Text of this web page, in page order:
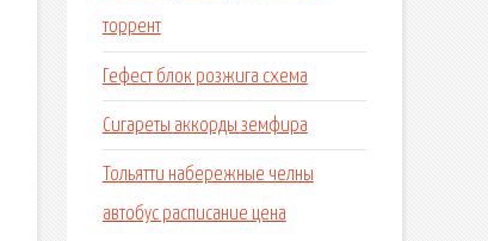
торрент
Гефест блок розжига схема
Сигареты аккорды земфира
Тольятти набережные челны
автобус расписание цена